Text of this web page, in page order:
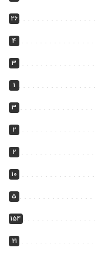
26
4
3
1
3
2
2
10
5
154
21